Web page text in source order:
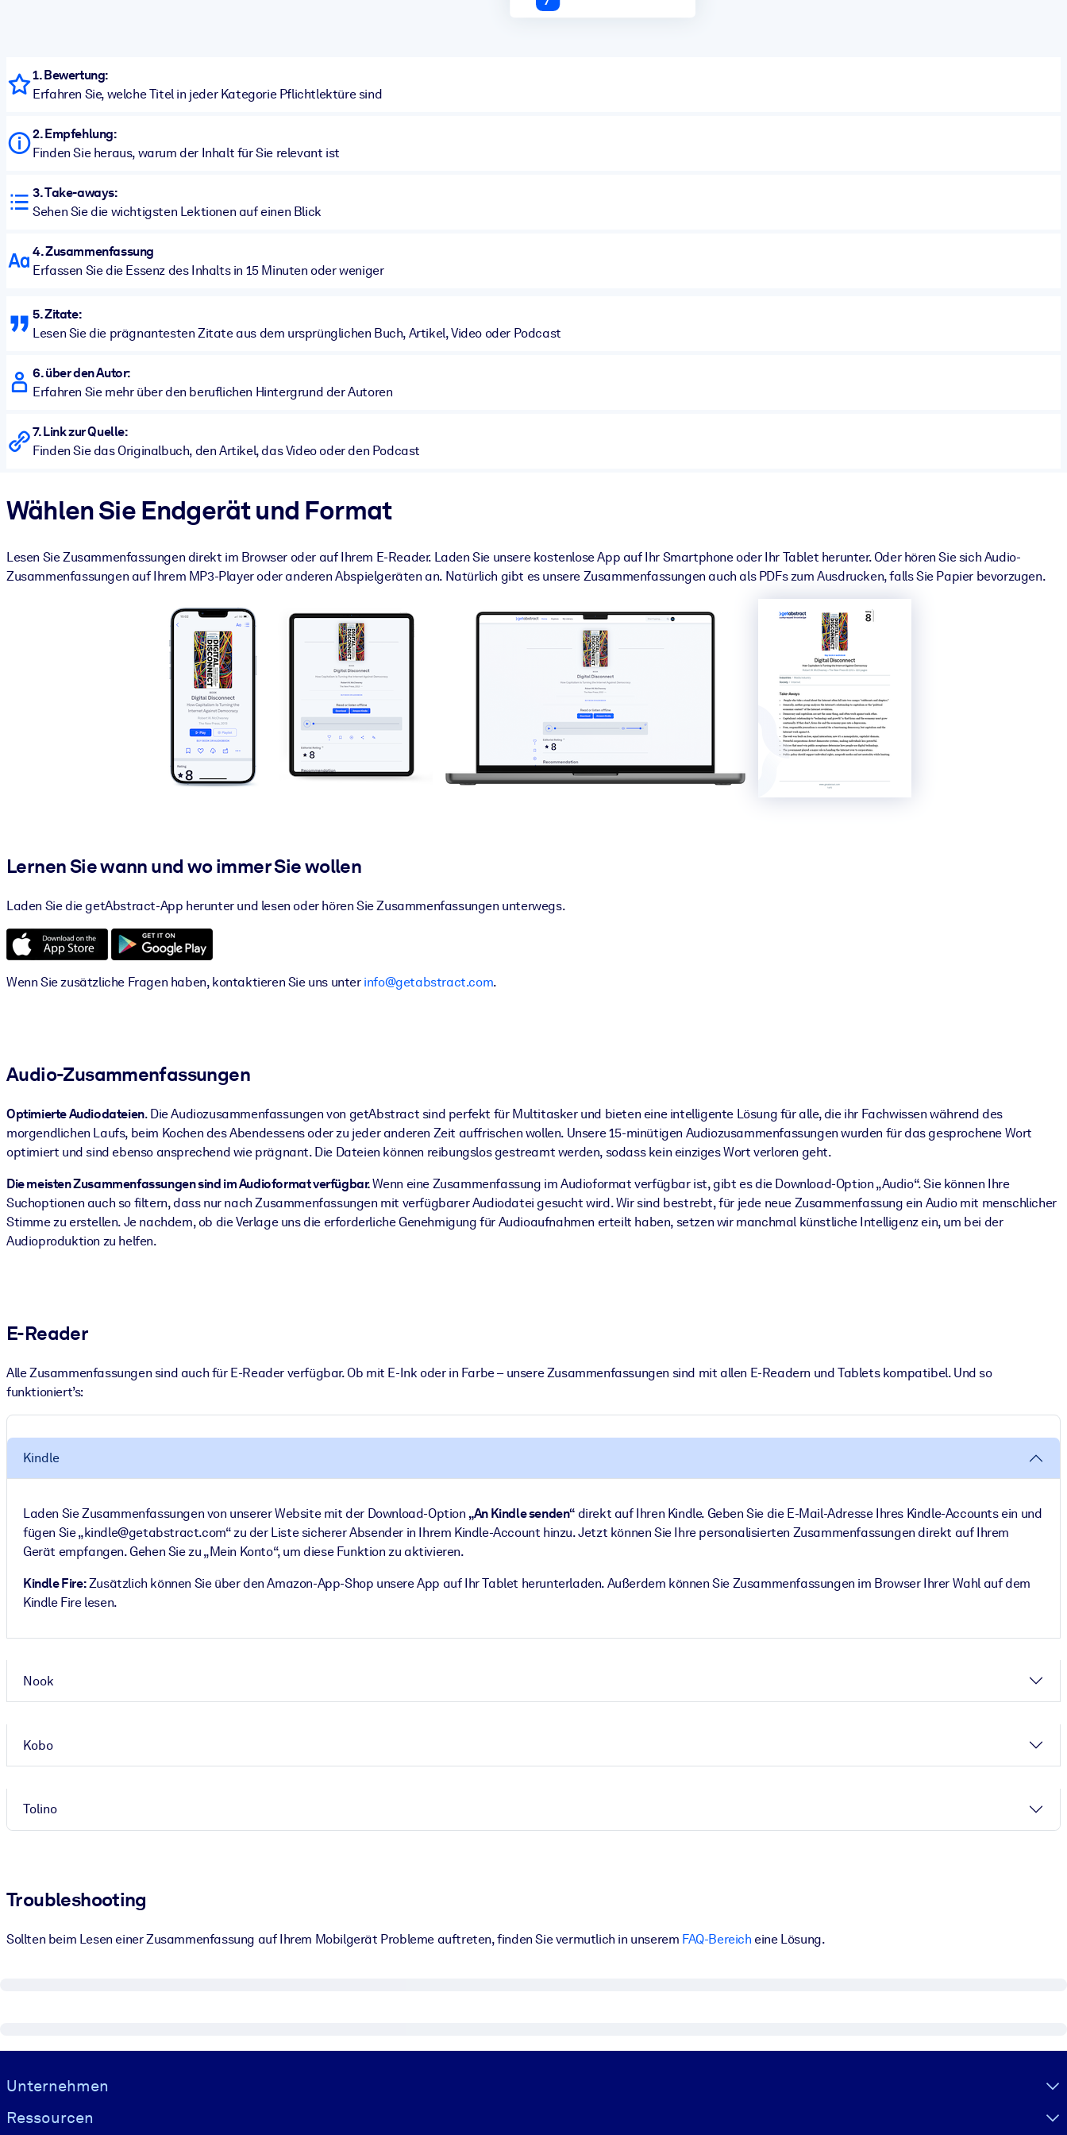
1. Bewertung:
Erfahren Sie, welche Titel in jeder Kategorie Pflichtlektüre sind
2. Empfehlung:
Finden Sie heraus, warum der Inhalt für Sie relevant ist
3. Take-aways:
Sehen Sie die wichtigsten Lektionen auf einen Blick
4. Zusammenfassung
Erfassen Sie die Essenz des Inhalts in 15 Minuten oder weniger
5. Zitate:
Lesen Sie die prägnantesten Zitate aus dem ursprünglichen Buch, Artikel, Video oder Podcast
6. über den Autor:
Erfahren Sie mehr über den beruflichen Hintergrund der Autoren
7. Link zur Quelle:
Finden Sie das Originalbuch, den Artikel, das Video oder den Podcast
Wählen Sie Endgerät und Format
Lesen Sie Zusammenfassungen direkt im Browser oder auf Ihrem E-Reader. Laden Sie unsere kostenlose App auf Ihr Smartphone oder Ihr Tablet herunter. Oder hören Sie sich Audio-
Zusammenfassungen auf Ihrem MP3-Player oder anderen Abspielgeräten an. Natürlich gibt es unsere Zusammenfassungen auch als PDFs zum Ausdrucken, falls Sie Papier bevorzugen.
Lernen Sie wann und wo immer Sie wollen
Laden Sie die getAbstract-App herunter und lesen oder hören Sie Zusammenfassungen unterwegs.
Wenn Sie zusätzliche Fragen haben, kontaktieren Sie uns unter info@getabstract.com.
Audio-Zusammenfassungen
Optimierte Audiodateien. Die Audiozusammenfassungen von getAbstract sind perfekt für Multitasker und bieten eine intelligente Lösung für alle, die ihr Fachwissen während des
morgendlichen Laufs, beim Kochen des Abendessens oder zu jeder anderen Zeit auffrischen wollen. Unsere 15-minütigen Audiozusammenfassungen wurden für das gesprochene Wort
optimiert und sind ebenso ansprechend wie prägnant. Die Dateien können reibungslos gestreamt werden, sodass kein einziges Wort verloren geht.
Die meisten Zusammenfassungen sind im Audioformat verfügbar.Wenn eine Zusammenfassung im Audioformat verfügbar ist, gibt es die Download-Option „Audio“. Sie können Ihre
Suchoptionen auch so filtern, dass nur nach Zusammenfassungen mit verfügbarer Audiodatei gesucht wird. Wir sind bestrebt, für jede neue Zusammenfassung ein Audio mit menschlicher
Stimme zu erstellen. Je nachdem, ob die Verlage uns die erforderliche Genehmigung für Audioaufnahmen erteilt haben, setzen wir manchmal künstliche Intelligenz ein, um bei der
Audioproduktion zu helfen.
E-Reader
Alle Zusammenfassungen sind auch für E-Reader verfügbar. Ob mit E-Ink oder in Farbe – unsere Zusammenfassungen sind mit allen E-Readern und Tablets kompatibel. Und so
funktioniert’s:
Kindle
Laden Sie Zusammenfassungen von unserer Website mit der Download-Option„An Kindle senden“ direkt auf Ihren Kindle. Geben Sie die E-Mail-Adresse Ihres Kindle-Accounts ein und
fügen Sie „kindle@getabstract.com“ zu der Liste sicherer Absender in Ihrem Kindle-Account hinzu. Jetzt können Sie Ihre personalisierten Zusammenfassungen direkt auf Ihrem
Gerät empfangen. Gehen Sie zu „Mein Konto“, um diese Funktion zu aktivieren.
Kindle Fire:Zusätzlich können Sie über den Amazon-App-Shop unsere App auf Ihr Tablet herunterladen. Außerdem können Sie Zusammenfassungen im Browser Ihrer Wahl auf dem
Kindle Fire lesen.
Nook
Kobo
Tolino
Troubleshooting
Sollten beim Lesen einer Zusammenfassung auf Ihrem Mobilgerät Probleme auftreten, finden Sie vermutlich in unserem FAQ-Bereich eine Lösung.
Visually hidden Text
Unternehmen
Ressourcen